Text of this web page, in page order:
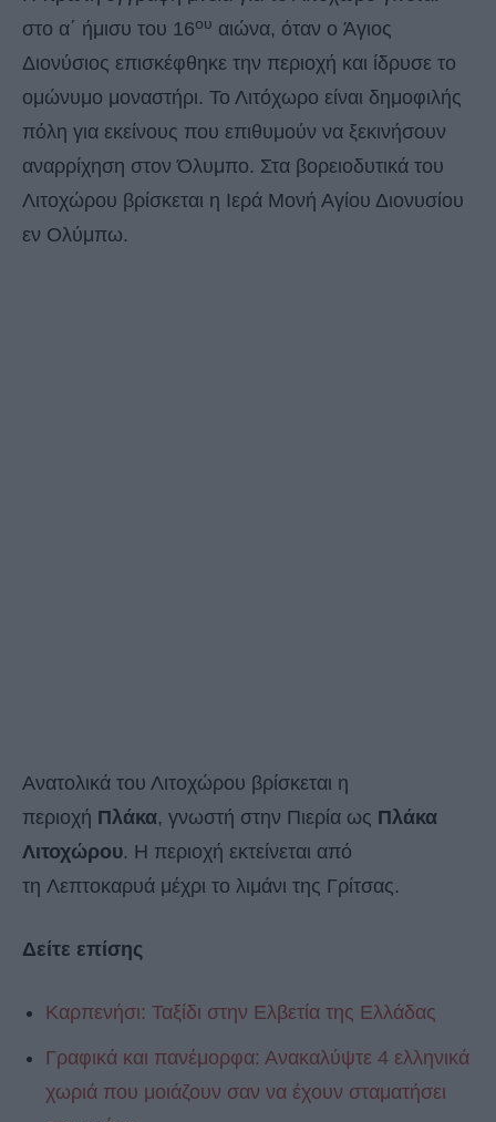
στο α΄ ήμισυ του 16ου αιώνα, όταν ο Άγιος
Διονύσιος επισκέφθηκε την περιοχή και ίδρυσε το
ομώνυμο μοναστήρι. Το Λιτόχωρο είναι δημοφιλής
πόλη για εκείνους που επιθυμούν να ξεκινήσουν
αναρρίχηση στον Όλυμπο. Στα βορειοδυτικά του
Λιτοχώρου βρίσκεται η Ιερά Μονή Αγίου Διονυσίου
εν Ολύμπω.
Ανατολικά του Λιτοχώρου βρίσκεται η
περιοχή Πλάκα, γνωστή στην Πιερία ως Πλάκα
Λιτοχώρου. Η περιοχή εκτείνεται από
τη Λεπτοκαρυά μέχρι το λιμάνι της Γρίτσας.
Δείτε επίσης
Καρπενήσι: Ταξίδι στην Ελβετία της Ελλάδας
Γραφικά και πανέμορφα: Ανακαλύψτε 4 ελληνικά
χωριά που μοιάζουν σαν να έχουν σταματήσει